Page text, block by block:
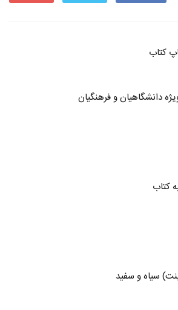
کتاب
دانشگاهیان و فرهنگیان
کتاب
سیاه و سفید